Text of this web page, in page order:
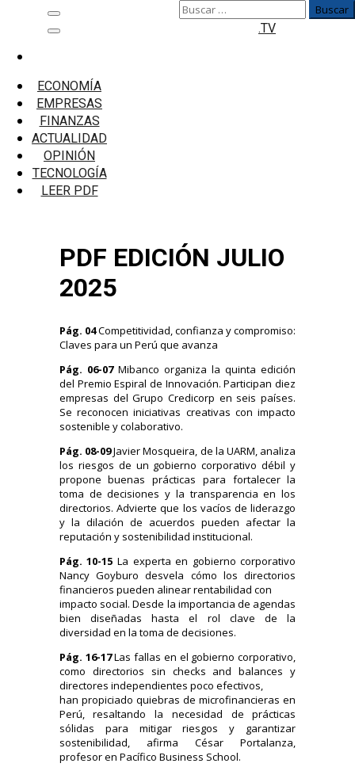
Menú
principal
ECONOMÍA
EMPRESAS
FINANZAS
ACTUALIDAD
OPINIÓN
TECNOLOGÍA
LEER PDF
Buscar:
.TV
PDF EDICION JULIO 236 – 2025
PDF EDICION JULIO 236 – 2025
PDF EDICIÓN JULIO
2025
Pág. 04Competitividad, confianza y compromiso:
Claves para un Perú que avanza
Pág. 06-07Mibanco organiza la quinta edición
del Premio Espiral de Innovación. Participan diez
empresas del Grupo Credicorp en seis países.
Se reconocen iniciativas creativas con impacto
sostenible y colaborativo.
Pág. 08-09Javier Mosqueira, de la UARM, analiza
los riesgos de un gobierno corporativo débil y
propone buenas prácticas para fortalecer la
toma de decisiones y la transparencia en los
directorios. Advierte que los vacíos de liderazgo
y la dilación de acuerdos pueden afectar la
reputación y sostenibilidad institucional.
Pág. 10-15 La experta en gobierno corporativo
Nancy Goyburo desvela cómo los directorios
financieros pueden alinear rentabilidad con
impacto social. Desde la importancia de agendas
bien diseñadas hasta el rol clave de la
diversidad en la toma de decisiones.
Pág. 16-17Las fallas en el gobierno corporativo,
como directorios sin checks and balances y
directores independientes poco efectivos,
han propiciado quiebras de microfinancieras en
Perú, resaltando la necesidad de prácticas
sólidas para mitigar riesgos y garantizar
sostenibilidad, afirma César Portalanza,
profesor en Pacífico Business School.